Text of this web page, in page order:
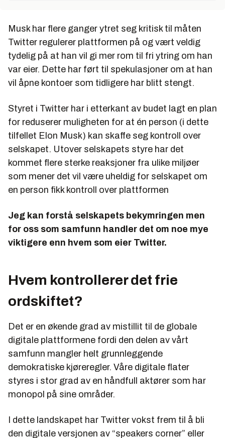
Musk har flere ganger ytret seg kritisk til måten
Twitter regulerer plattformen på og vært veldig
tydelig på at han vil gi mer rom til fri ytring om han
var eier. Dette har ført til spekulasjoner om at han
vil åpne kontoer som tidligere har blitt stengt.
Styret i Twitter har i etterkant av budet lagt en plan
for reduserer muligheten for at én person (i dette
tilfellet Elon Musk) kan skaffe seg kontroll over
selskapet. Utover selskapets styre har det
kommet flere sterke reaksjoner fra ulike miljøer
som mener det vil være uheldig for selskapet om
en person fikk kontroll over plattformen
Jeg kan forstå selskapets bekymringen men
for oss som samfunn handler det om noe mye
viktigere enn hvem som eier Twitter.
Hvem kontrollerer det frie
ordskiftet?
Det er en økende grad av mistillit til de globale
digitale plattformene fordi den delen av vårt
samfunn mangler helt grunnleggende
demokratiske kjøreregler. Våre digitale flater
styres i stor grad av en håndfull aktører som har
monopol på sine områder.
I dette landskapet har Twitter vokst frem til å bli
den digitale versjonen av “speakers corner” eller